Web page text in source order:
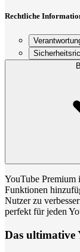
Rechtliche
YouTube Premium
Funktionen
Nutzer zu
perfekt für jeden
Das ultimative